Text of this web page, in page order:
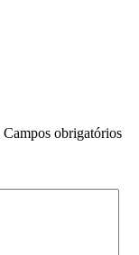
Campos obrigatórios